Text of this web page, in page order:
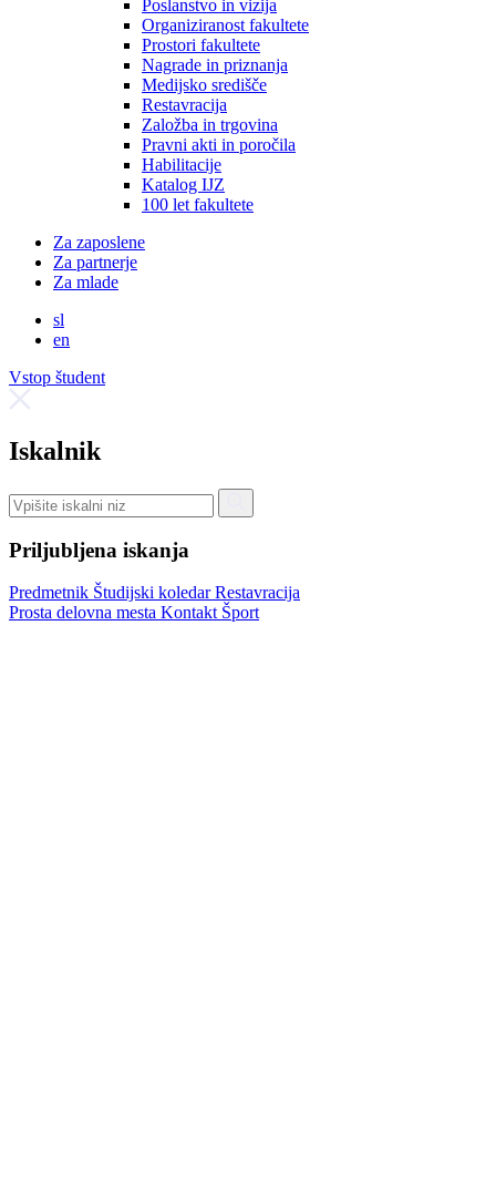
Poslanstvo in vizija
Organiziranost fakultete
Prostori fakultete
Nagrade in priznanja
Medijsko središče
Restavracija
Založba in trgovina
Pravni akti in poročila
Habilitacije
Katalog IJZ
100 let fakultete
Za zaposlene
Za partnerje
Za mlade
sl
en
Vstop študent
Iskalnik
Priljubljena iskanja
Predmetnik Študijski koledarRestavracija
Prosta delovna mesta Kontakt Šport